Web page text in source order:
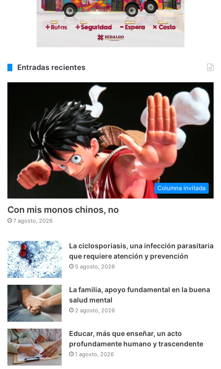
Entradas recientes
Columna invitada
Con mis monos chinos, no
7 agosto, 2026
La ciclosporiasis, una infección parasitaria
que requiere atención y prevención
5 agosto, 2026
La familia, apoyo fundamental en la buena
salud mental
2 agosto, 2026
Educar, más que enseñar, un acto
profundamente humano y trascendente
1 agosto, 2026